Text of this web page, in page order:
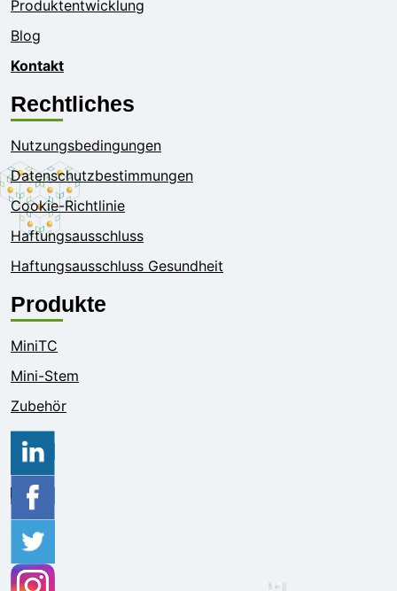
Produktentwicklung
Blog
Kontakt
Rechtliches
Nutzungsbedingungen
Datenschutzbestimmungen
Cookie-Richtlinie
Haftungsausschluss
Haftungsausschluss Gesundheit
Produkte
MiniTC
Mini-Stem
Zubehör